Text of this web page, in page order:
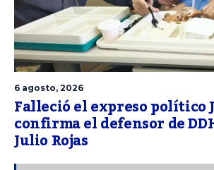
6 agosto, 2026
Falleció el expreso político
confirma el defensor de
Julio Rojas